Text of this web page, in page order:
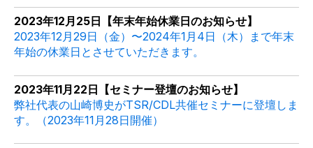
2023年12月25日【年末年始休業日のお知らせ】
2023年12月29日（金）〜2024年1月4日（木）まで年末
年始の休業日とさせていただきます。
2023年11月22日【セミナー登壇のお知らせ】
弊社代表の山崎博史がTSR/CDL共催セミナーに登壇しま
す。（2023年11月28日開催）